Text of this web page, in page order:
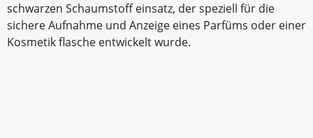
schwarzen Schaumstoff einsatz, der speziell für die
sichere Aufnahme und Anzeige eines Parfüms oder einer
Kosmetik flasche entwickelt wurde.